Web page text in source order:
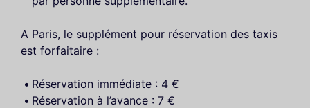
A Paris, le supplément pour réservation des taxis
est forfaitaire :
Réservation immédiate : 4 €
Réservation à l’avance : 7 €